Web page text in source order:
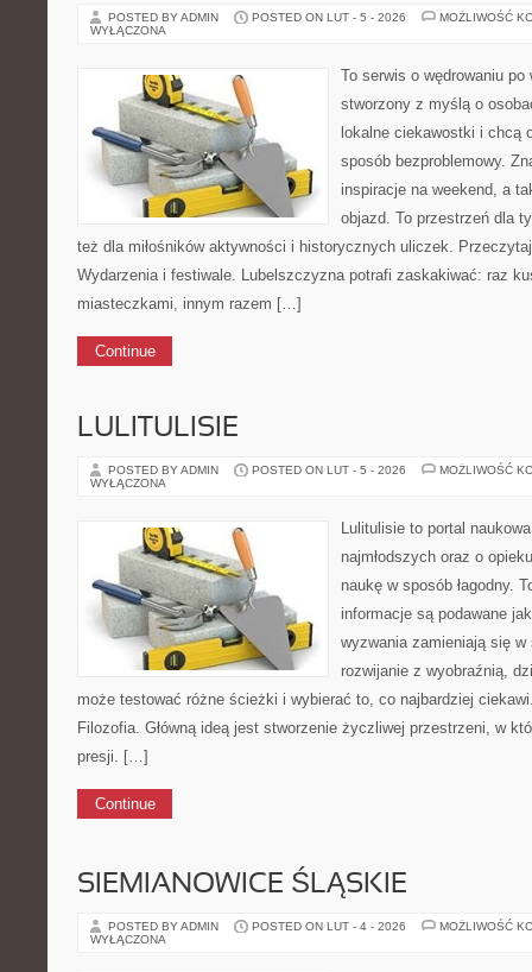
POSTED BY ADMIN POSTED ON LUT - 5 - 2026
MOŻLIWOŚĆ
WYŁĄCZONA
To serwis o wędrowaniu
stworzony z myślą o
lokalne ciekawostki i chcą
sposób bezproblemowy.
inspiracje na weekend, a
objazd. To przestrzeń dla
też dla miłośników aktywności i historycznych uliczek.
Wydarzenia i festiwale. Lubelszczyzna potrafi zaskakiwać: raz
miasteczkami, innym razem […]
Continue
LULITULISIE
POSTED BY ADMIN POSTED ON LUT - 5 - 2026
MOŻLIWOŚĆ
WYŁĄCZONA
Lulitulisie to portal
najmłodszych oraz o
naukę w sposób łagodny.
informacje są podawane
wyzwania zamieniają się
rozwijanie z wyobraźnią,
może testować różne ścieżki i wybierać to, co najbardziej
Filozofia. Główną ideą jest stworzenie życzliwej przestrzeni, w
presji. […]
Continue
SIEMIANOWICE ŚLĄSKIE
POSTED BY ADMIN POSTED ON LUT - 4 - 2026
MOŻLIWOŚĆ
WYŁĄCZONA